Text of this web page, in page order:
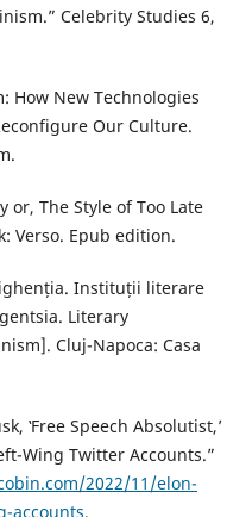
Celebrity Studies 6,
How New Technologies
Our Culture.
or, The Style of Too Late
Verso. Epub edition.
Instituții literare
Literary
Cluj-Napoca: Casa
‛Free Speech Absolutist,’
Wing Twitter Accounts.”
2022/11/elon-
accounts.